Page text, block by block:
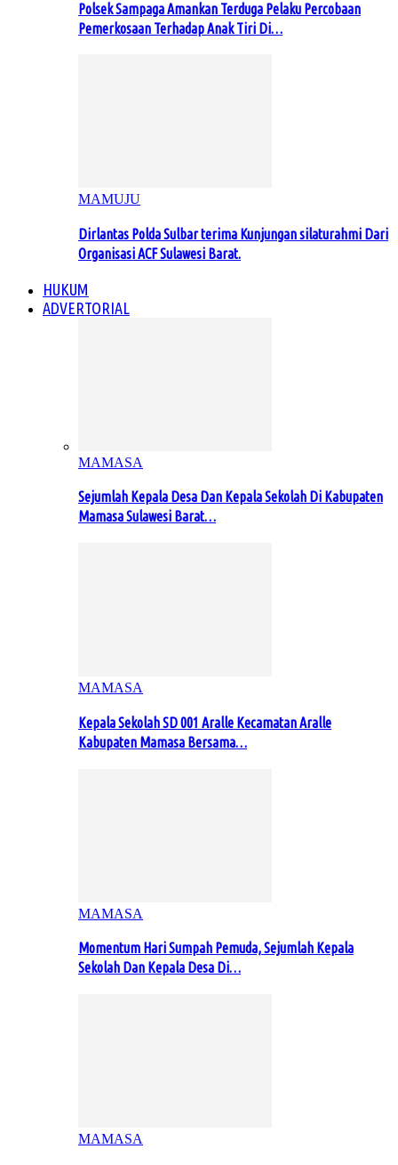
Polsek Sampaga Amankan Terduga Pelaku Percobaan
Pemerkosaan Terhadap Anak Tiri Di…
MAMUJU
Dirlantas Polda Sulbar terima Kunjungan silaturahmi Dari
Organisasi ACF Sulawesi Barat.
HUKUM
ADVERTORIAL
MAMASA
Sejumlah Kepala Desa Dan Kepala Sekolah Di Kabupaten
Mamasa Sulawesi Barat…
MAMASA
Kepala Sekolah SD 001 Aralle Kecamatan Aralle
Kabupaten Mamasa Bersama…
MAMASA
Momentum Hari Sumpah Pemuda, Sejumlah Kepala
Sekolah Dan Kepala Desa Di…
MAMASA